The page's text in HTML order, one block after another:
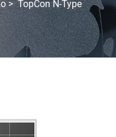
>TopCon N-Type